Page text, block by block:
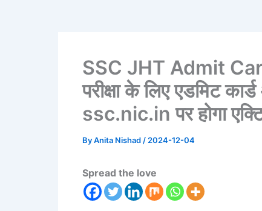
SSC JHT Admit
परीक्षा के लिए एडमिट
ssc.nic.in पर होगा
ByAnita Nishad / 2024-12-04
Spread the love